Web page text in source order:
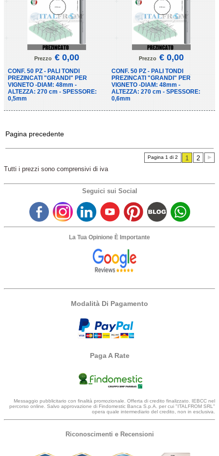
Prezzo € 0,00
CONF. 50 PZ - PALI TONDI
PREZINCATI "GRANDI" PER
VIGNETO -DIAM: 48mm -
ALTEZZA: 270 cm - SPESSORE:
0,5mm
Prezzo € 0,00
CONF. 50 PZ - PALI TONDI
PREZINCATI "GRANDI" PER
VIGNETO -DIAM: 48mm -
ALTEZZA: 270 cm - SPESSORE:
0,6mm
Pagina precedente
Pagina 1 di 2 1
2
Tutti i prezzi sono comprensivi di iva
Seguici sui Social
La Tua Opinione È Importante
Modalità Di Pagamento
Paga A Rate
Messaggio pubblicitario con finalità promozionale. Offerta di credito finalizzato. IEBCC nel
percorso online. Salvo approvazione di Findomestic Banca S.p.A. per cui "ITALFROM SRL"
opera quale intermediario del credito, non in esclusiva.
Riconoscimenti e Recensioni